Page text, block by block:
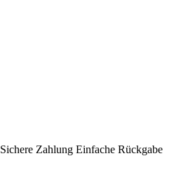
Sichere Zahlung Einfache Rückgabe